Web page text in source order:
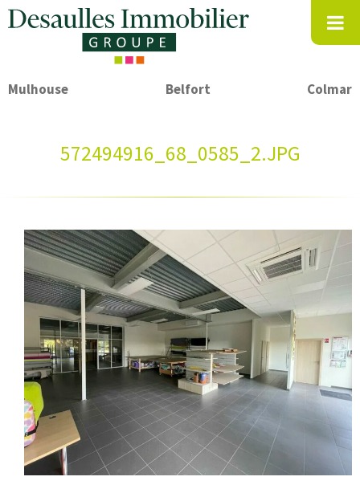
Mulhouse Belfort Colmar
572494916_68_0585_2.JPG